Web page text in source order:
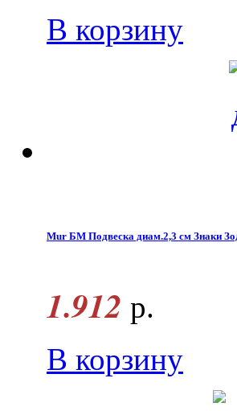
В корзину
Mur БМ Подвеска диам.2,3 см Знаки
1.912 р.
В корзину